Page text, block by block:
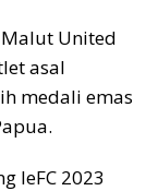
United
asal
medali emas
IeFC 2023